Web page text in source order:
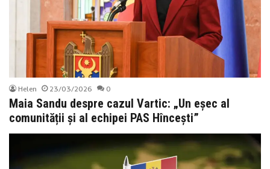
Helen 23/03/2026 0
Maia Sandu despre cazul Vartic: „Un eșec al
comunității și al echipei PAS Hîncești”